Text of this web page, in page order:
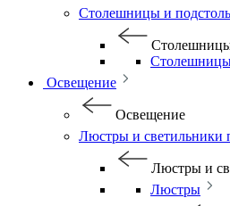
Столешницы и
Столешницы
Столешницы
Освещение
Освещение
Люстры и светильники
Люстры и
Люстры